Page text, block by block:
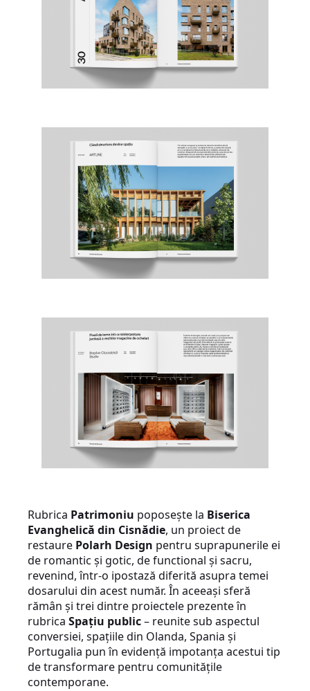
Rubrica Patrimoniu poposește la Biserica
Evanghelică din Cisnădie, un proiect de
restaure Polarh Design pentru suprapunerile ei
de romantic și gotic, de functional și sacru,
revenind, într-o ipostază diferită asupra temei
dosarului din acest număr. În aceeași sferă
rămân și trei dintre proiectele prezente în
rubrica Spațiu public– reunite sub aspectul
conversiei, spațiile din Olanda, Spania și
Portugalia pun în evidență impotanța acestui tip
de transformare pentru comunitățile
contemporane.